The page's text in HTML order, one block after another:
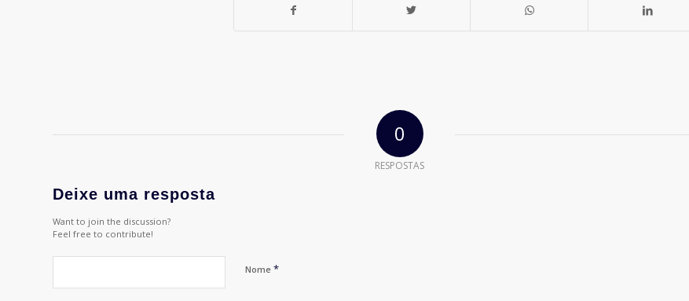
0
RESPOSTAS
Deixe uma resposta
Want to join the discussion?
Feel free to contribute!
Nome *